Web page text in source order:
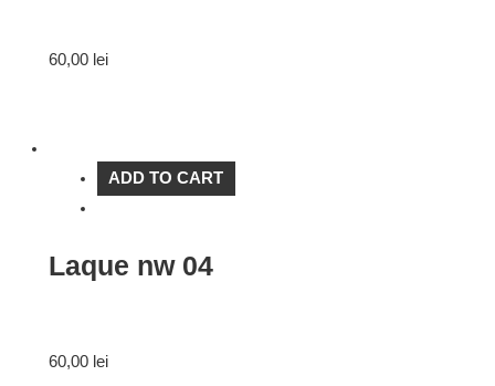
60,00 lei
ADD TO CART
Laque nw 04
60,00 lei